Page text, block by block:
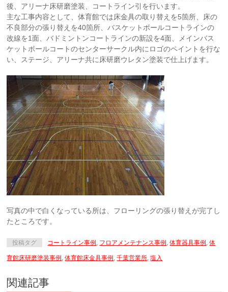
後、アリーナ床研磨塗装、コートライン引を行います。
主な工事内容として、体育館では床金具の取り替えを5箇所、床の
不良部分の張り替えを40箇所、バスケットボールコートラインの
改線を1面、バドミントンコートラインの新設を4面、メインバス
ケットボールコートのセンターサークル内にロゴのペイントを行な
い、ステージ、アリーナ共に床研磨ウレタン塗装で仕上げます。
写真の中で白くなっている所は、フローリングの張り替えが完了し
たところです。
投稿タグ コートライン事例 フロアメンテナンス事例 ,体育器具事例 ,体
育館床研磨塗装事例 ,体育館床金具事例 ,千葉営業所 ,塩入
関連記事